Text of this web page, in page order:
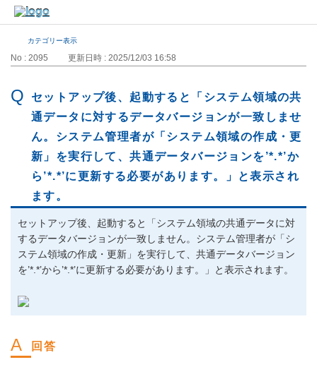
カテゴリー表示
No : 2095 更新日時 : 2025/12/03 16:58
セットアップ後、起動すると「システム領域の共
通データに対するデータバージョンが一致しませ
ん。システム管理者が「システム領域の作成・更
新」を実行して、共通データバージョンを’*.*’か
ら’*.*’に更新する必要があります。」と表示され
ます。
セットアップ後、起動すると「システム領域の共通データに対
するデータバージョンが一致しません。システム管理者が「シ
ステム領域の作成・更新」を実行して、共通データバージョン
を’*.*’から’*.*’に更新する必要があります。」と表示されます。